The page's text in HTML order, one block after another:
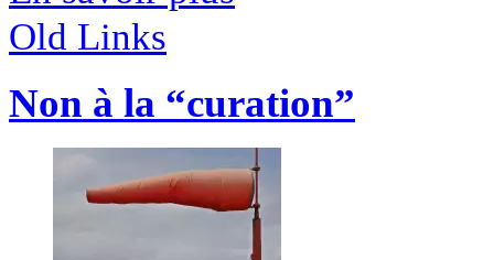
Old Links
Non à la “curation”